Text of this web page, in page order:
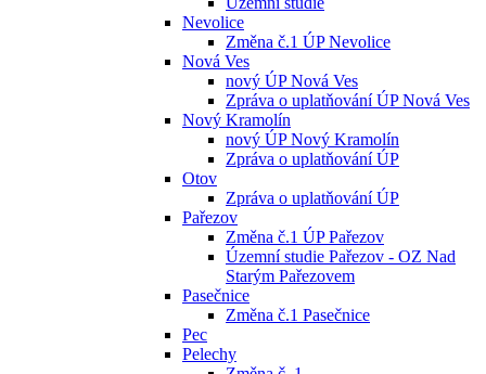
Nevolice
Změna č.1 ÚP Nevolice
Nová Ves
nový ÚP Nová Ves
Zpráva o uplatňování ÚP Nová Ves
Nový Kramolín
nový ÚP Nový Kramolín
Zpráva o uplatňování ÚP
Otov
Zpráva o uplatňování ÚP
Pařezov
Změna č.1 ÚP Pařezov
Územní studie Pařezov - OZ Nad
Starým Pařezovem
Pasečnice
Změna č.1 Pasečnice
Pec
Pelechy